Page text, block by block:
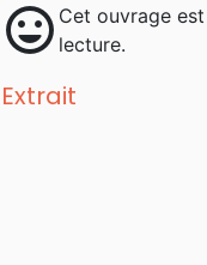
rendu à
dans le
Ma
je suis
mood Cet ouvrage
lecture.
Extrait